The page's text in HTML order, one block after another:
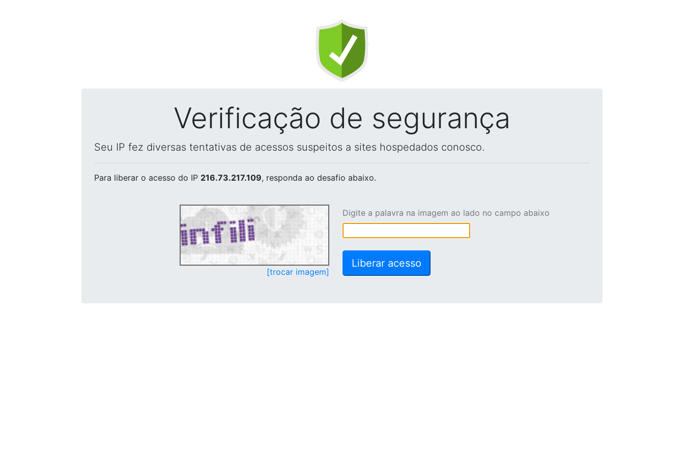
Verificação de segurança
Seu IP fez diversas tentativas de acessos suspeitos a sites hospedados conosco.
Para liberar o acesso do IP 216.73.217.109, responda ao desafio abaixo.
[trocar imagem]
Digite a palavra na imagem ao lado no campo abaixo